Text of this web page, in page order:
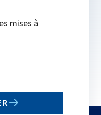
mises à